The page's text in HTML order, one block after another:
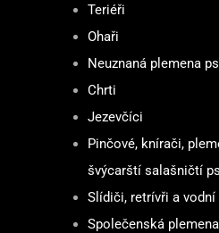
Teriéři
Ohaři
Neuznaná plemena
Chrti
Jezevčíci
Pinčové, knírači,
švýcarští salašničtí
Slídiči, retrívři a vodní
Společenská plemena